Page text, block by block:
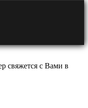
свяжется с Вами в